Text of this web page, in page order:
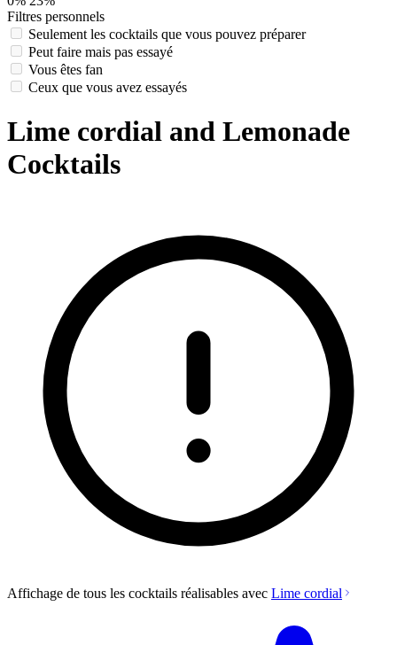
Filtres personnels
Seulement les cocktails que vous pouvez préparer
Peut faire mais pas essayé
Vous êtes fan
Ceux que vous avez essayés
Lime cordial and Lemonade
Cocktails
Affichage de tous les cocktails réalisables avec Lime cordial